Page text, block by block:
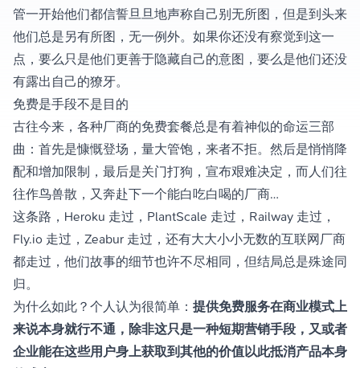
管一开始他们都信誓旦旦地声称自己别无所图，但是到头来
他们总是另有所图，无一例外。如果你还没有察觉到这一
点，要么只是他们更善于隐藏自己的意图，要么是他们还没
有露出自己的獠牙。
免费是手段不是目的
古往今来，各种厂商的免费套餐总是有着神似的命运三部
曲：首先是慷慨登场，量大管饱，来者不拒。然后是悄悄降
配和增加限制，最后是关门打狗，宣布艰难决定，而人们往
往作鸟兽散，又奔赴下一个能白吃白喝的厂商…
这条路，Heroku 走过，PlantScale 走过，Railway 走过，
Fly.io 走过，Zeabur 走过，还有大大小小无数的互联网厂商
都走过，他们故事的细节也许不尽相同，但结局总是殊途同
归。
为什么如此？个人认为很简单： 提供免费服务在商业模式上
来说本身就行不通，除非这只是一种短期营销手段，又或者
企业能在这些用户身上获取到其他的价值以此抵消产品本身